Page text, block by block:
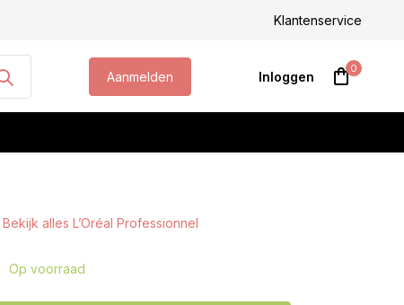
Klantenservice
Aanmelden Inloggen
0
Bekijk alles L’Oréal Professionnel
Op voorraad